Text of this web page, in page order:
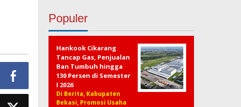
Populer
Hankook Cikarang
Tancap Gas, Penjualan
Ban Tumbuh hingga
130 Persen di Semester
I 2026
Di Berita, Kabupaten
Bekasi, Promosi Usaha